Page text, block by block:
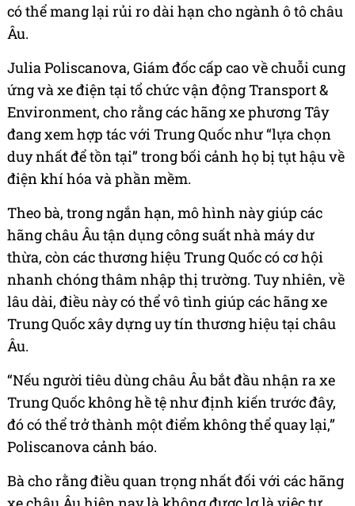
có thể mang lại rủi ro dài hạn cho ngành ô tô châu
Âu.
Julia Poliscanova, Giám đốc cấp cao về chuỗi cung
ứng và xe điện tại tổ chức vận động Transport &
Environment, cho rằng các hãng xe phương Tây
đang xem hợp tác với Trung Quốc như “lựa chọn
duy nhất để tồn tại” trong bối cảnh họ bị tụt hậu về
điện khí hóa và phần mềm.
Theo bà, trong ngắn hạn, mô hình này giúp các
hãng châu Âu tận dụng công suất nhà máy dư
thừa, còn các thương hiệu Trung Quốc có cơ hội
nhanh chóng thâm nhập thị trường. Tuy nhiên, về
lâu dài, điều này có thể vô tình giúp các hãng xe
Trung Quốc xây dựng uy tín thương hiệu tại châu
Âu.
“Nếu người tiêu dùng châu Âu bắt đầu nhận ra xe
Trung Quốc không hề tệ như định kiến trước đây,
đó có thể trở thành một điểm không thể quay lại,”
Poliscanova cảnh báo.
Bà cho rằng điều quan trọng nhất đối với các hãng